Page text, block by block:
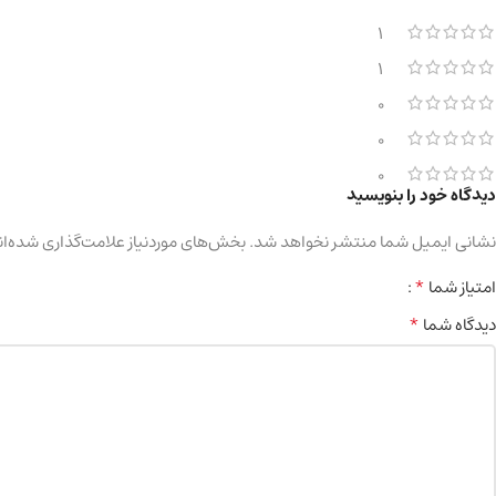
1
1
0
0
0
دیدگاه خود را بنویسید
نشانی ایمیل شما منتشر نخواهد شد.بخش‌های موردنیاز علامت‌گذاری
امتیاز شما*
دیدگاه شما*